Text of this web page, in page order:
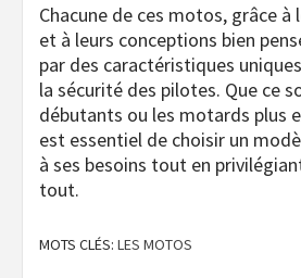
Chacune de ces motos, grâce
et à leurs conceptions bien
par des caractéristiques
la sécurité des pilotes. Que ce
débutants ou les motards plus
est essentiel de choisir un
à ses besoins tout en
tout.
MOTS CLÉS: LES MOTOS